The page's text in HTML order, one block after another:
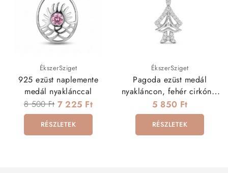
ÉkszerSziget
925 ezüst naplemente
medál nyaklánccal
8 500 Ft 7 225 Ft
RÉSZLETEK
ÉkszerSziget
Pagoda ezüst medál
nyakláncon, fehér cirkónia
kövekkel
5 850 Ft
RÉSZLETEK